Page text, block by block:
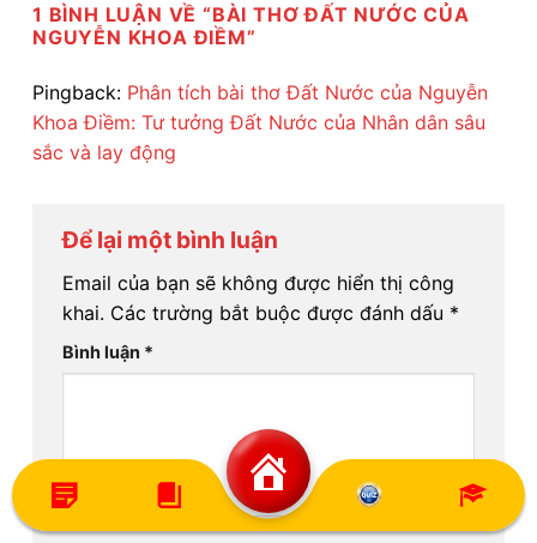
1 BÌNH LUẬN VỀ “BÀI THƠ ĐẤT NƯỚC CỦA
NGUYỄN KHOA ĐIỀM”
Pingback: Phân tích bài thơ Đất Nước của Nguyễn
Khoa Điềm: Tư tưởng Đất Nước của Nhân dân sâu
sắc và lay động
Để lại một bình luận
Email của bạn sẽ không được hiển thị công
khai. Các trường bắt buộc được đánh dấu *
Bình luận *